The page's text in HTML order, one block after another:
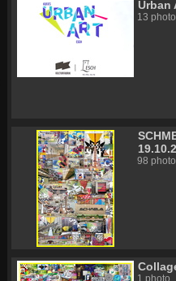
Urban
13
98
1 photo